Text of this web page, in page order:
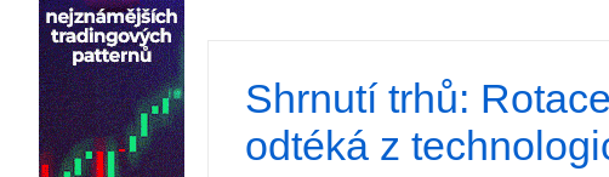
Shrnutí trhů:
odtéká z